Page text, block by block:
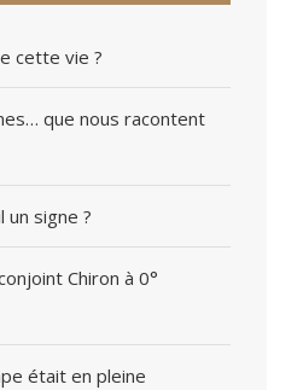
cette vie ?
que nous racontent
un signe ?
Chiron à 0°
était en pleine